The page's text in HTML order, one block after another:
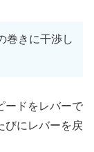
巻きに干渉し
ードをレバーで
びにレバーを戻